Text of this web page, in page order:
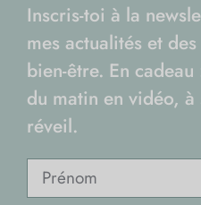
Inscris-toi à la
mes actualités et
bien-être. En
du matin en vidéo,
réveil.